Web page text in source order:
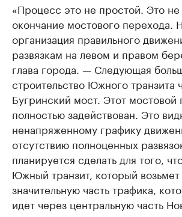
«Процесс это не простой. Это не
окончание мостового перехода.
организация правильного
развязкам на левом и правом
глава города. — Следующая
строительство Южного транзита
Бугринский мост. Этот мостовой
полностью задействован. Это
ненапряженному графику
отсутствию полноценных
планируется сделать для того,
Южный транзит, который возьмет
значительную часть трафика,
идет через центральную часть